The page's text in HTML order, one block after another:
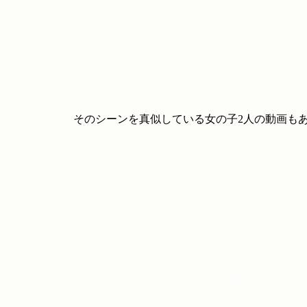
そのシーンを真似している女の子2人の動画も